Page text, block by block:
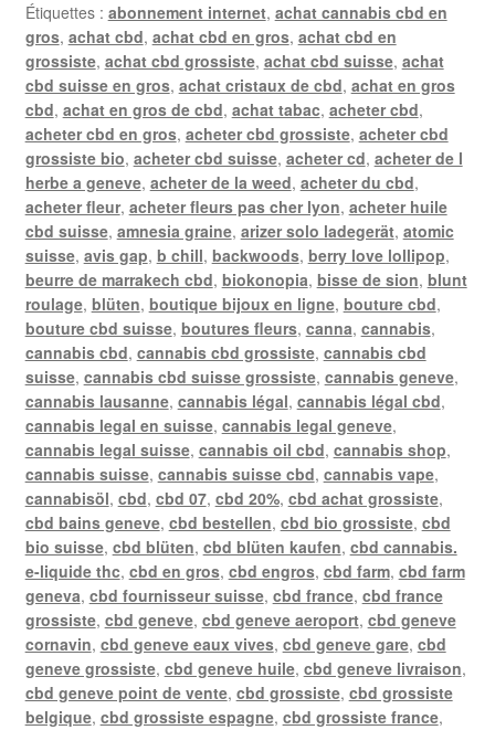
Étiquettes : abonnement internet, achat cannabis cbd en
gros, achat cbd, achat cbd en gros, achat cbd en
grossiste, achat cbd grossiste, achat cbd suisse, achat
cbd suisse en gros, achat cristaux de cbd, achat en gros
cbd, achat en gros de cbd, achat tabac, acheter cbd,
acheter cbd en gros, acheter cbd grossiste, acheter cbd
grossiste bio, acheter cbd suisse, acheter cd, acheter de l
herbe a geneve, acheter de la weed, acheter du cbd,
acheter fleur, acheter fleurs pas cher lyon, acheter huile
cbd suisse, amnesia graine, arizer solo ladegerät, atomic
suisse, avis gap, b chill, backwoods, berry love lollipop,
beurre de marrakech cbd, biokonopia, bisse de sion, blunt
roulage, blüten, boutique bijoux en ligne, bouture cbd,
bouture cbd suisse, boutures fleurs, canna, cannabis,
cannabis cbd, cannabis cbd grossiste, cannabis cbd
suisse, cannabis cbd suisse grossiste, cannabis geneve,
cannabis lausanne, cannabis légal, cannabis légal cbd,
cannabis legal en suisse, cannabis legal geneve,
cannabis legal suisse, cannabis oil cbd, cannabis shop,
cannabis suisse, cannabis suisse cbd, cannabis vape,
cannabisöl, cbd, cbd 07, cbd 20%, cbd achat grossiste,
cbd bains geneve, cbd bestellen, cbd bio grossiste, cbd
bio suisse, cbd blüten, cbd blüten kaufen, cbd cannabis.
e-liquide thc, cbd en gros, cbd engros, cbd farm, cbd farm
geneva, cbd fournisseur suisse, cbd france, cbd france
grossiste, cbd geneve, cbd geneve aeroport, cbd geneve
cornavin, cbd geneve eaux vives, cbd geneve gare, cbd
geneve grossiste, cbd geneve huile, cbd geneve livraison,
cbd geneve point de vente, cbd grossiste, cbd grossiste
belgique, cbd grossiste espagne, cbd grossiste france,